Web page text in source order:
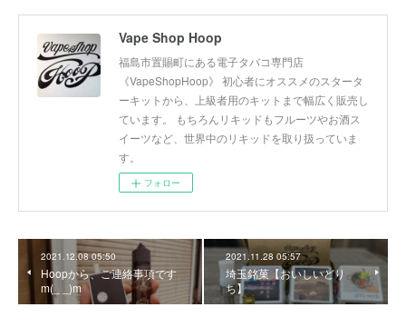
Vape Shop Hoop
福島市置賜町にある電子タバコ専門店
《VapeShopHoop》 初心者にオススメのスタータ
ーキットから、上級者用のキットまで幅広く販売し
ています。 もちろんリキッドもフルーツやお酒ス
イーツなど、世界中のリキッドを取り扱っていま
す。
フォロー
2021.12.08 05:50
Hoopから、ご連絡事項です
m(_ _)m
2021.11.28 05:57
埼玉銘菓【おいしいどり
ち】